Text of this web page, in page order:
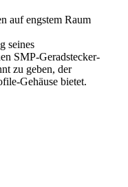
auf engstem Raum
seines
SMP-Geradstecker-
zu geben, der
Gehäuse bietet.